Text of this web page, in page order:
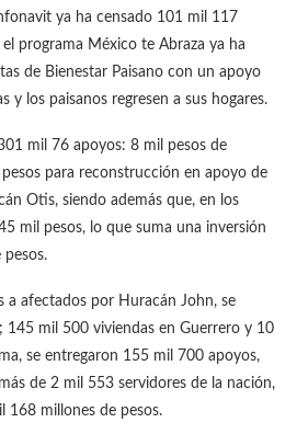
ya ha censado 101 mil 117
programa México te Abraza ya ha
de Bienestar Paisano con un apoyo
y los paisanos regresen a sus hogares.
mil 76 apoyos: 8 mil pesos de
para reconstrucción en apoyo de
Otis, siendo además que, en los
mil pesos, lo que suma una inversión
a afectados por Huracán John, se
145 mil 500 viviendas en Guerrero y 10
se entregaron 155 mil 700 apoyos,
de 2 mil 553 servidores de la nación,
168 millones de pesos.